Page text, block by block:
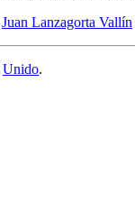
Juan Lanzagorta Vallín
Unido.